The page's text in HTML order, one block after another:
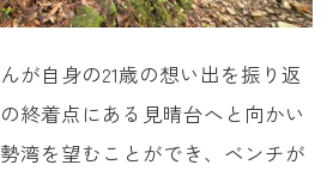
が自身の21歳の想い出を振り返
終着点にある見晴台へと向かい
湾を望むことができ、ベンチが